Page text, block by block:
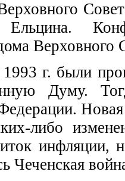
Ельцина.
1993 г. были
Думу.
Новая
либо
инфляции,
Чеченская